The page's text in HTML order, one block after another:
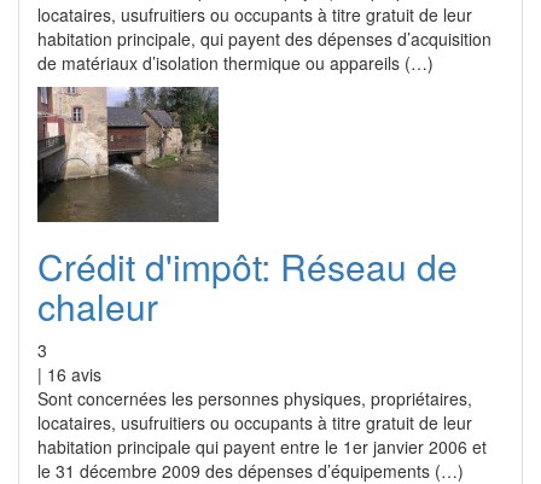
locataires, usufruitiers ou occupants à titre gratuit de leur
habitation principale, qui payent des dépenses d’acquisition
de matériaux d’isolation thermique ou appareils (…)
Crédit d'impôt: Réseau de
chaleur
3
| 16 avis
Sont concernées les personnes physiques, propriétaires,
locataires, usufruitiers ou occupants à titre gratuit de leur
habitation principale qui payent entre le 1er janvier 2006 et
le 31 décembre 2009 des dépenses d’équipements (…)